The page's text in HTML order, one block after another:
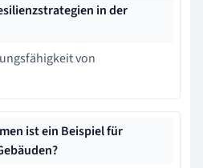
in der
von
ist ein Beispiel für